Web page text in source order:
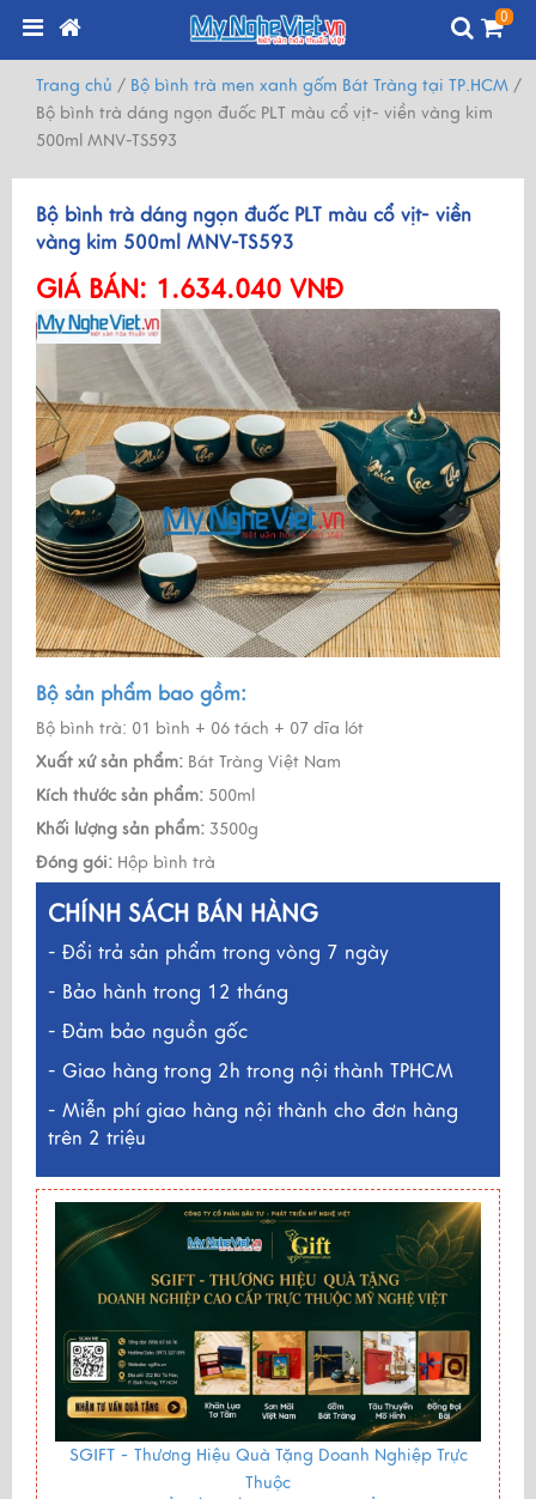
0
Trang chủ / Bộ bình trà men xanh gốm Bát Tràng tại TP.HCM /
Bộ bình trà dáng ngọn đuốc PLT màu cổ vịt- viền vàng kim
500ml MNV-TS593
Bộ bình trà dáng ngọn đuốc PLT màu cổ vịt- viền
vàng kim 500ml MNV-TS593
GIÁ BÁN: 1.634.040 VNĐ
Bộ sản phẩm bao gồm:
Bộ bình trà: 01 bình + 06 tách + 07 dĩa lót
Xuất xứ sản phẩm: Bát Tràng Việt Nam
Kích thước sản phẩm: 500ml
Khối lượng sản phẩm: 3500g
Đóng gói: Hộp bình trà
CHÍNH SÁCH BÁN HÀNG
- Đổi trả sản phẩm trong vòng 7 ngày
- Bảo hành trong 12 tháng
- Đảm bảo nguồn gốc
- Giao hàng trong 2h trong nội thành TPHCM
- Miễn phí giao hàng nội thành cho đơn hàng
trên 2 triệu
SGIFT - Thương Hiệu Quà Tặng Doanh Nghiệp Trực
Thuộc